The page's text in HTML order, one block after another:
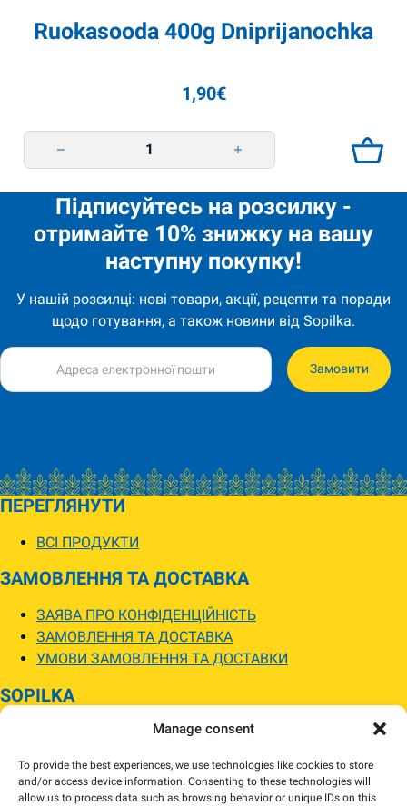
Manage consent
To provide the best experiences, we use technologies like cookies to store
and/or access device information. Consenting to these technologies will
allow us to process data such as browsing behavior or unique IDs on this
Ruokasooda 400g Dniprijanochka
1,90€
Підписуйтесь на розсилку -
отримайте 10% знижку на вашу
наступну покупку!
У нашій розсилці: нові товари, акції, рецепти та поради
щодо готування, а також новини від Sopilka.
Замовити
ПЕРЕГЛЯНУТИ
ВСІ ПРОДУКТИ
ЗАМОВЛЕННЯ ТА ДОСТАВКА
ЗАЯВА ПРО КОНФІДЕНЦІЙНІСТЬ
ЗАМОВЛЕННЯ ТА ДОСТАВКА
УМОВИ ЗАМОВЛЕННЯ ТА ДОСТАВКИ
SOPILKA
МАГАЗИНИ SOPILKA
НОВИНИ